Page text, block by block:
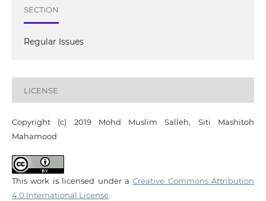
SECTION
Regular Issues
LICENSE
Copyright (c) 2019 Mohd Muslim Salleh, Siti Mashitoh
Mahamood
This work is licensed under aCreative Commons Attribution
4.0 International License.